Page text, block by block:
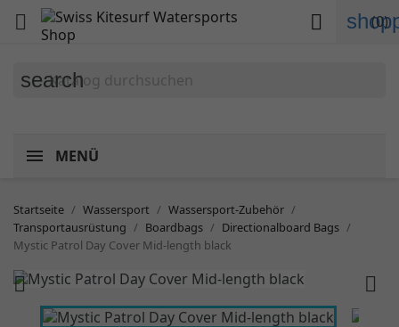
 (0)

search
MENÜ
Startseite Wassersport
Wassersport-Zubehör
Transportausrüstung
Boardbags
Directionalboard Bags
Mystic Patrol Day Cover Mid-length black
 